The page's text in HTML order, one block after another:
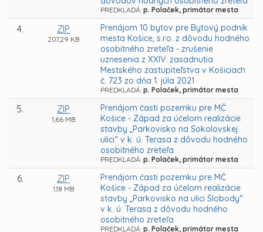
PREDKLADÁ: p. Polaček, primátor mesta
4. ZIP
207,29 KB
Prenájom 10 bytov pre Bytový podnik
mesta Košice, s.r.o. z dôvodu hodného
osobitného zreteľa - zrušenie
uznesenia z XXIV. zasadnutia
Mestského zastupiteľstva v Košiciach
č. 723 zo dňa 1. júla 2021
PREDKLADÁ: p. Polaček, primátor mesta
5. ZIP
1,66 MB
Prenájom časti pozemku pre MČ
Košice - Západ za účelom realizácie
stavby „Parkovisko na Sokolovskej
ulici“ v k. ú. Terasa z dôvodu hodného
osobitného zreteľa
PREDKLADÁ: p. Polaček, primátor mesta
6. ZIP
1,18 MB
Prenájom časti pozemku pre MČ
Košice - Západ za účelom realizácie
stavby „Parkovisko na ulici Slobody“
v k. ú. Terasa z dôvodu hodného
osobitného zreteľa
PREDKLADÁ: p. Polaček, primátor mesta